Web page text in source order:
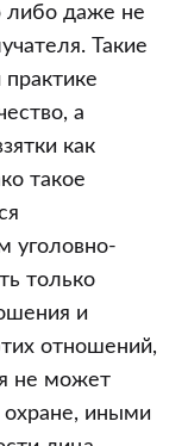
либо даже не
Такие
а
как
такое
уголовно-
только
и
отношений,
не может
иными